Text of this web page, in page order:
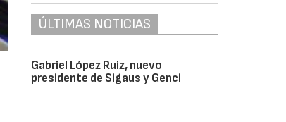
ÚLTIMAS NOTICIAS
Gabriel López Ruiz, nuevo
presidente de Sigaus y Genci